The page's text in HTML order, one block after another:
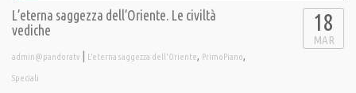
L’eterna saggezza dell’Oriente. Le civiltà
vediche
admin@pandoratv | L'eterna saggezza dell'Oriente, PrimoPiano,
Speciali
18
MAR